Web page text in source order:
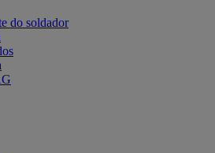
do soldador